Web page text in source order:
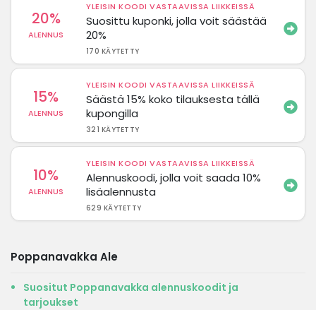
20%
ALENNUS
YLEISIN KOODI VASTAAVISSA LIIKKEISSÄ
Suosittu kuponki, jolla voit säästää
20%
170 KÄYTETTY
15%
ALENNUS
YLEISIN KOODI VASTAAVISSA LIIKKEISSÄ
Säästä 15% koko tilauksesta tällä
kupongilla
321 KÄYTETTY
10%
ALENNUS
YLEISIN KOODI VASTAAVISSA LIIKKEISSÄ
Alennuskoodi, jolla voit saada 10%
lisäalennusta
629 KÄYTETTY
Poppanavakka Ale
Suositut Poppanavakka alennuskoodit ja
tarjoukset